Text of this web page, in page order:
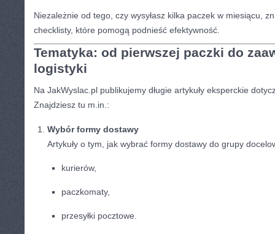
Niezależnie od tego, czy wysyłasz kilka paczek w miesiącu,
checklisty, które pomogą podnieść efektywność.
Tematyka: od pierwszej paczki do
logistyki
Na JakWyslac.pl publikujemy długie artykuły eksperckie
Znajdziesz tu m.in.:
Wybór formy dostawy
Artykuły o tym, jak wybrać formy dostawy do grupy
kurierów,
paczkomaty,
przesyłki pocztowe.